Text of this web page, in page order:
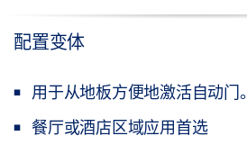
配置变体
用于从地板方便地激活自动门。
餐厅或酒店区域应用首选